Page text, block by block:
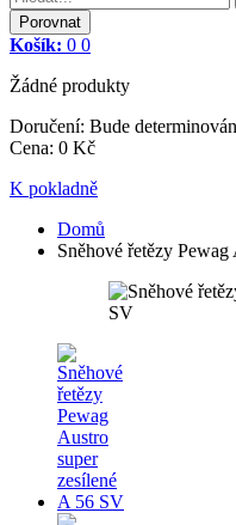
Porovnat
Košík: 0 0
Žádné produkty
Doručení: Bude
Cena: 0 Kč
K pokladně
Domů
Sněhové řetězy